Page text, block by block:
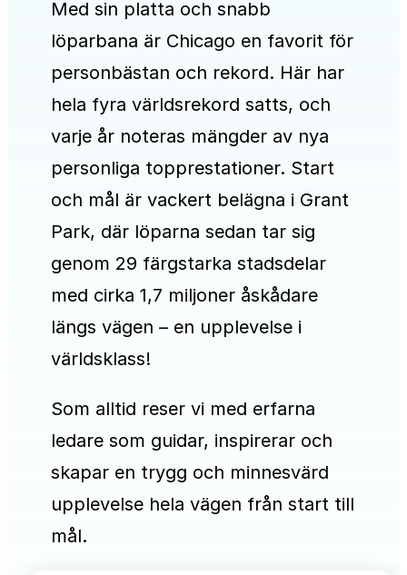
Med sin platta och snabb
löparbana är Chicago en favorit för
personbästan och rekord. Här har
hela fyra världsrekord satts, och
varje år noteras mängder av nya
personliga topprestationer. Start
och mål är vackert belägna i Grant
Park, där löparna sedan tar sig
genom 29 färgstarka stadsdelar
med cirka 1,7 miljoner åskådare
längs vägen – en upplevelse i
världsklass!
Som alltid reser vi med erfarna
ledare som guidar, inspirerar och
skapar en trygg och minnesvärd
upplevelse hela vägen från start till
mål.